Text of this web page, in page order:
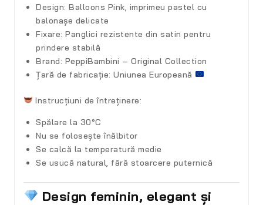
Design: Balloons Pink, imprimeu pastel cu
balonașe delicate
Fixare: Panglici rezistente din satin pentru
prindere stabilă
Brand: PeppiBambini – Original Collection
Țară de fabricație: Uniunea Europeană
Instrucțiuni de întreținere:
Spălare la 30°C
Nu se folosește înălbitor
Se calcă la temperatură medie
Se usucă natural, fără stoarcere puternică
Design feminin, elegant și